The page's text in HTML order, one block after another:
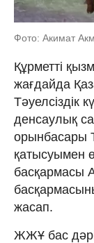
Фото: Акимат
Құрметті
жағдайда
Тәуелсіздік
денсаулық
орынбасары
қатысуымен
басқармасы
жасап.
ЖЖҰ бас